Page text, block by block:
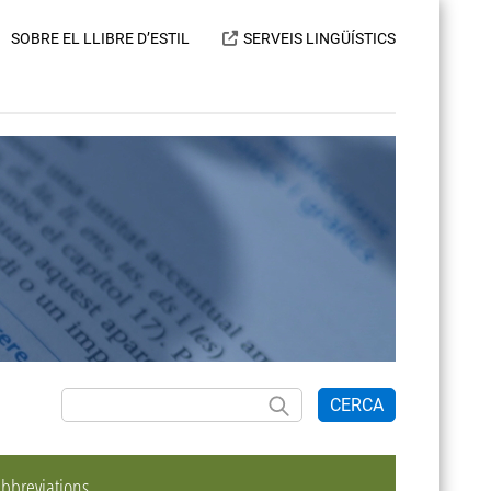
SOBRE EL LLIBRE D’ESTIL SERVEIS LINGÜÍSTICS
CERCA